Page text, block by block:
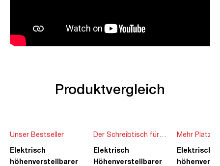
Produktvergleich
Unser Bestseller
Elektrisch
höhenverstellbarer
Der Schreibtisch für
die ganze Familie
Elektrisch
Höhenverstellbarer
Mehr Platz
Ideen
Elektrisch